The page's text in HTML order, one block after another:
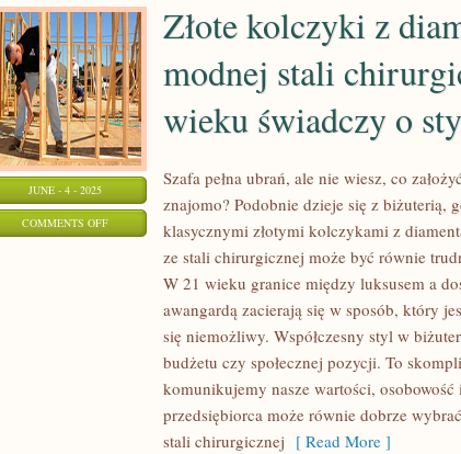
JUNE - 4 - 2025
COMMENTS OFFON
DIAMENTAMI
Złote kolczyki z
modnej stali
wieku świadczy o
Szafa pełna ubrań, ale nie wiesz, co
znajomo? Podobnie dzieje się z biżuterią,
klasycznymi złotymi kolczykami z
ze stali chirurgicznej może być równie
W 21 wieku granice między luksusem a
awangardą zacierają się w sposób, który
się niemożliwy. Współczesny styl w
budżetu czy społecznej pozycji. To
komunikujemy nasze wartości, osobowość
przedsiębiorca może równie dobrze
stali chirurgicznej [ Read More ]